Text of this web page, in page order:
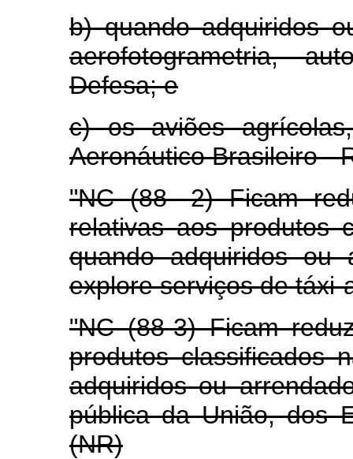
b) quando adquiridos
aerofotogrametria,
Defesa; e
c) os aviões
Aeronáutico Brasileiro -
"NC (88- 2) Ficam
relativas aos produtos
quando adquiridos ou
explore serviços de táxi-
"NC (88-3) Ficam
produtos classificados
adquiridos ou
pública da União, dos
(NR)